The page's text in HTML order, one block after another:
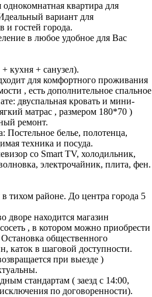
квартира для
вариант для
и гостей города.
в любое удобное для Вас
кухня + санузел).
для комфортного проживания
, есть дополнительное спальное
двуспальная кровать и мини-
матрас , размером 180*70 )
ремонт.
Постельное белье, полотенца,
техника и посуда.
со Smart TV, холодильник,
электрочайник, плита, фен.
тихом районе. До центра города 5
дворе находится магазин
, в котором можно приобрести
общественного
каток в шаговой доступности.
при выезде )
стандартам ( заезд с 14:00,
по договоренности).